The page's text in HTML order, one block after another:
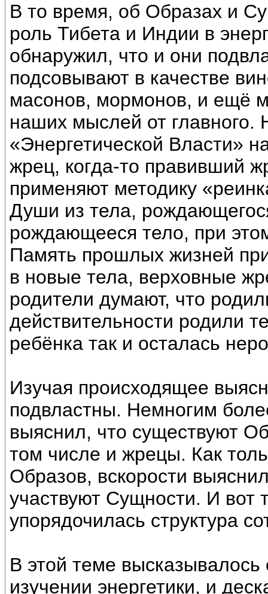
В то время, об Образах и
роль Тибета и Индии в
обнаружил, что и они
подсовывают в качестве
масонов, мормонов, и ещё
наших мыслей от главного.
«Энергетической Власти»
жрец, когда-то правивший
применяют методику
Души из тела,
рождающееся тело, при
Память прошлых жизней
в новые тела, верховные
родители думают, что
действительности родили
ребёнка так и осталась
Изучая происходящее
подвластны. Немногим
выяснил, что существуют
том числе и жрецы. Как
Образов, вскорости
участвуют Сущности. И вот
упорядочилась структура
В этой теме
изучении энергетики, и